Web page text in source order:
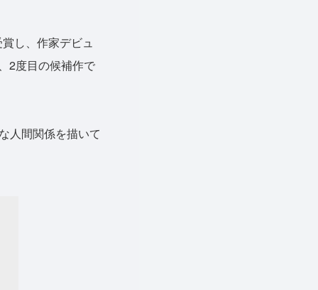
し、作家デビュ
2度目の候補作で
人間関係を描いて